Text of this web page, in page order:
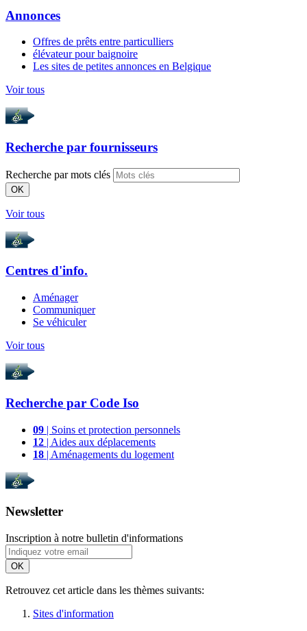
Annonces
Offres de prêts entre particulliers
élévateur pour baignoire
Les sites de petites annonces en Belgique
Voir tous
Recherche par fournisseurs
Recherche par mots clés
OK
Voir tous
Centres d'info.
Aménager
Communiquer
Se véhiculer
Voir tous
Recherche par Code Iso
09 | Soins et protection personnels
12 | Aides aux déplacements
18 | Aménagements du logement
Newsletter
Inscription à notre bulletin d'informations
OK
Retrouvez cet article dans les thèmes suivants:
Sites d'information